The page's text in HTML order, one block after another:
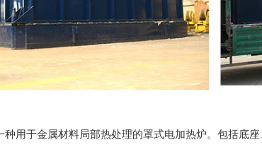
种用于金属材料局部热处理的罩式电加热炉。包括底